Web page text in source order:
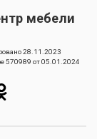
мебели
28.11.2023
570989 от 05.01.2024